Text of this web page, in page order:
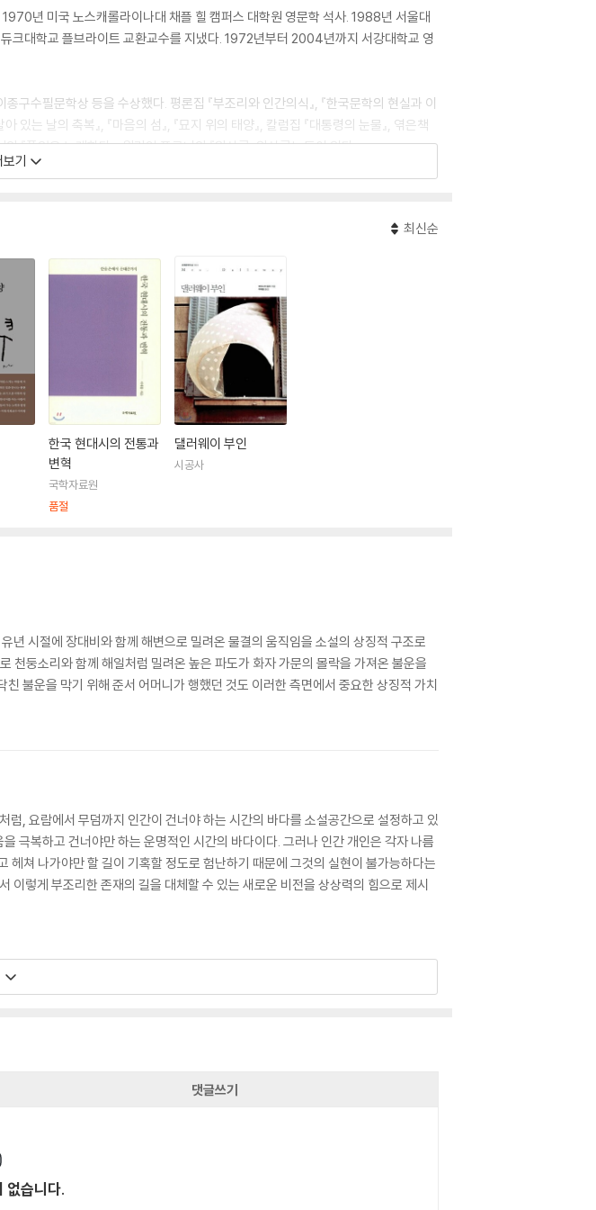
년 미국 노스캐롤라이나대 채플 힐 캠퍼스 대학원 영문학 석사. 1988년 서울대
크대학교 플브라이트 교환교수를 지냈다. 1972년부터 2004년까지 서강대학교 영
수필문학상 등을 수상했다. 평론집 『부조리와 인간의식』, 『한국문학의 현실과 이
있는 날의 축복』, 『마음의 섬』, 『묘지 위의 태양』, 칼럼집 『대통령의 눈물』, 엮은책
『풀잎은 노래한다』, 윌리엄 포크너의 『압살롬, 압살롬!』 등이 있다.
기
최신순
한국 현대시의 전통과
변혁
국학자료원
품절
댈러웨이 부인
시공사
년 시절에 장대비와 함께 해변으로 밀려온 물결의 움직임을 소설의 상징적 구조로
천둥소리와 함께 해일처럼 밀려온 높은 파도가 화자 가문의 몰락을 가져온 불운을
불운을 막기 위해 준서 어머니가 행했던 것도 이러한 측면에서 중요한 상징적 가치
럼, 요람에서 무덤까지 인간이 건너야 하는 시간의 바다를 소설공간으로 설정하고 있
극복하고 건너야만 하는 운명적인 시간의 바다이다. 그러나 인간 개인은 각자 나름
헤쳐 나가야만 할 길이 기혹할 정도로 험난하기 때문에 그것의 실현이 불가능하다는
이렇게 부조리한 존재의 길을 대체할 수 있는 새로운 비전을 상상력의 힘으로 제시
댓글쓰기
없습니다.